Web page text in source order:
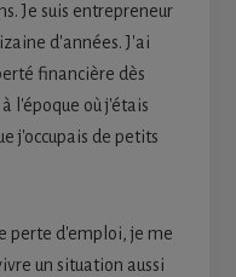
Je suis entrepreneur
d'années. J'ai
financière dès
l'époque où j'étais
j'occupais de petits
perte d'emploi, je me
un situation aussi